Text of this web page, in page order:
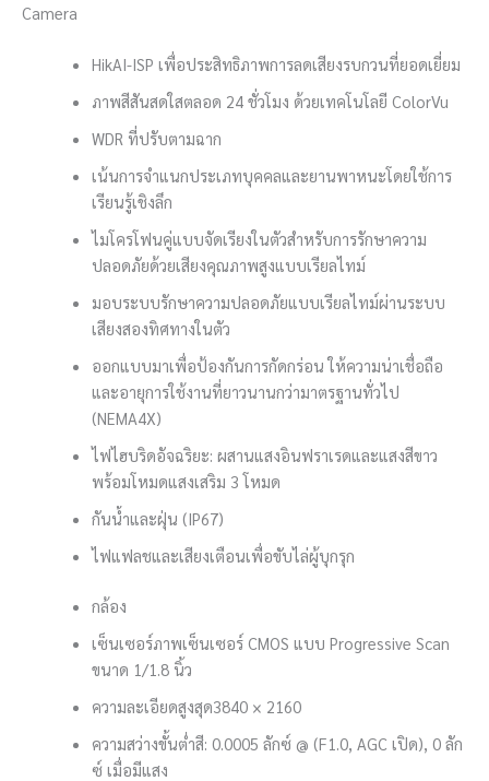
Camera
HikAI-ISP เพื่อประสิทธิภาพการลดเสียงรบกวนที่ยอดเยี่ยม
ภาพสีสันสดใสตลอด 24 ชั่วโมง ด้วยเทคโนโลยี ColorVu
WDR ที่ปรับตามฉาก
เน้นการจำแนกประเภทบุคคลและยานพาหนะโดยใช้การ
เรียนรู้เชิงลึก
ไมโครโฟนคู่แบบจัดเรียงในตัวสำหรับการรักษาความ
ปลอดภัยด้วยเสียงคุณภาพสูงแบบเรียลไทม์
มอบระบบรักษาความปลอดภัยแบบเรียลไทม์ผ่านระบบ
เสียงสองทิศทางในตัว
ออกแบบมาเพื่อป้องกันการกัดกร่อน ให้ความน่าเชื่อถือ
และอายุการใช้งานที่ยาวนานกว่ามาตรฐานทั่วไป
(NEMA4X)
ไฟไฮบริดอัจฉริยะ: ผสานแสงอินฟราเรดและแสงสีขาว
พร้อมโหมดแสงเสริม 3 โหมด
กันน้ำและฝุ่น (IP67)
ไฟแฟลชและเสียงเตือนเพื่อขับไล่ผู้บุกรุก
กล้อง
เซ็นเซอร์ภาพเซ็นเซอร์ CMOS แบบ Progressive Scan
ขนาด 1/1.8 นิ้ว
ความละเอียดสูงสุด3840 × 2160
ความสว่างขั้นต่ำสี: 0.0005 ลักซ์ @ (F1.0, AGC เปิด), 0 ลัก
ซ์ เมื่อมีแสง